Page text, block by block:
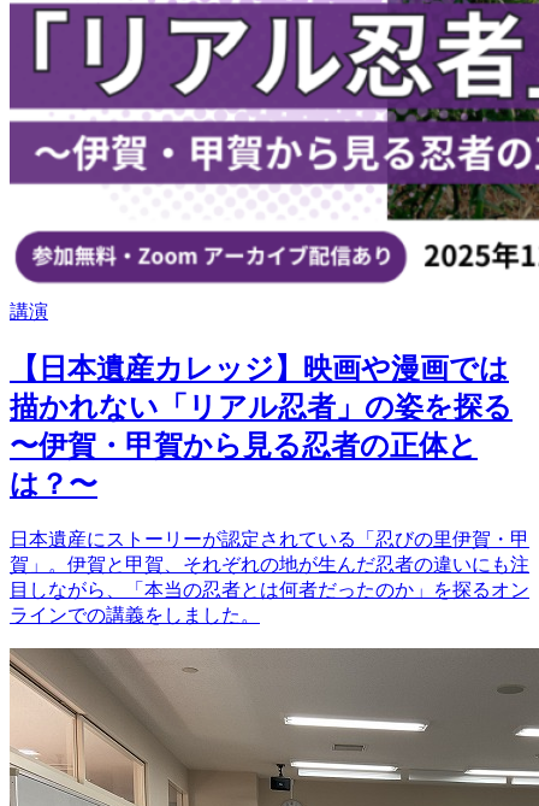
講演
【日本遺産カレッジ】映画や漫画では
描かれない「リアル忍者」の姿を探る
〜伊賀・甲賀から見る忍者の正体と
は？〜
日本遺産にストーリーが認定されている「忍びの里伊賀・甲
賀」。伊賀と甲賀、それぞれの地が生んだ忍者の違いにも注
目しながら、「本当の忍者とは何者だったのか」を探るオン
ラインでの講義をしました。